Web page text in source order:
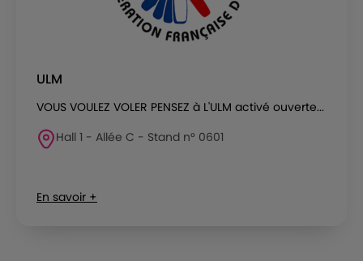
ULM
VOUS VOULEZ VOLER PENSEZ à L'ULM activé ouverte...
Hall 1 - Allée C - Stand n° 0601
En savoir +